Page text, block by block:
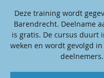
Deze training wordt
Barendrecht. Deelname
is gratis. De cursus duurt
weken en wordt gevolgd
deelnemers.